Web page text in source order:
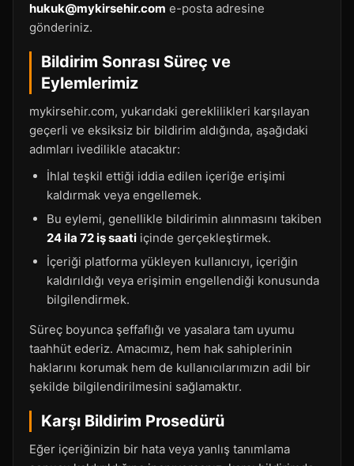
hukuk@mykirsehir.com e-posta adresine
gönderiniz.
Bildirim Sonrası Süreç ve
Eylemlerimiz
mykirsehir.com, yukarıdaki gereklilikleri karşılayan
geçerli ve eksiksiz bir bildirim aldığında, aşağıdaki
adımları ivedilikle atacaktır:
İhlal teşkil ettiği iddia edilen içeriğe erişimi
kaldırmak veya engellemek.
Bu eylemi, genellikle bildirimin alınmasını takiben
24 ila 72 iş saati içinde gerçekleştirmek.
İçeriği platforma yükleyen kullanıcıyı, içeriğin
kaldırıldığı veya erişimin engellendiği konusunda
bilgilendirmek.
Süreç boyunca şeffaflığı ve yasalara tam uyumu
taahhüt ederiz. Amacımız, hem hak sahiplerinin
haklarını korumak hem de kullanıcılarımızın adil bir
şekilde bilgilendirilmesini sağlamaktır.
Karşı Bildirim Prosedürü
Eğer içeriğinizin bir hata veya yanlış tanımlama